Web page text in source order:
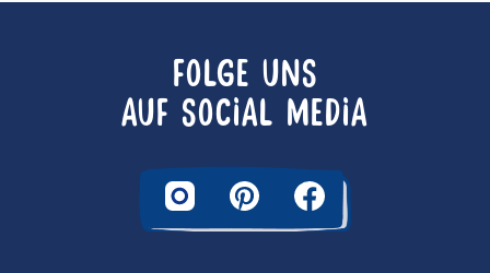
FOLGE UNS
AUF SOCIAL MEDIA